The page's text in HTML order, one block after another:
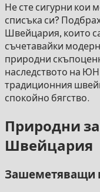
Не сте сигурни кои
списъка си?
Швейцария, които
съчетавайки
природни
наследството на
традиционния
спокойно бягство.
Природни
Швейцария
Зашеметяващи